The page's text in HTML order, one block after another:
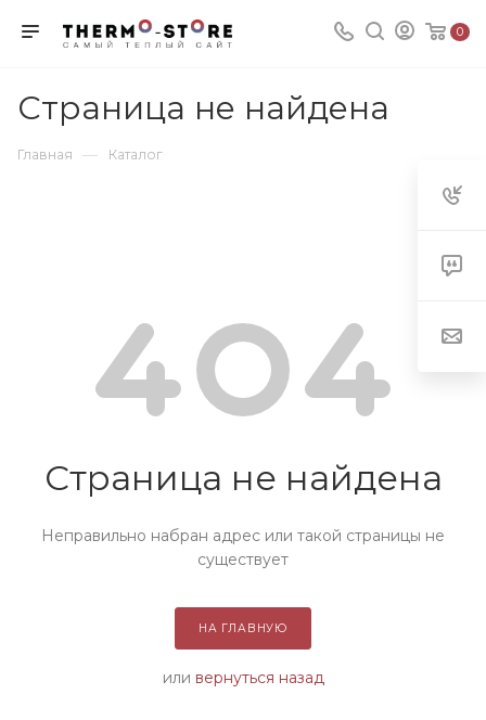
0
Страница не найдена
Главная — Каталог
Страница не найдена
Неправильно набран адрес или такой страницы не
существует
НА ГЛАВНУЮ
или вернуться назад